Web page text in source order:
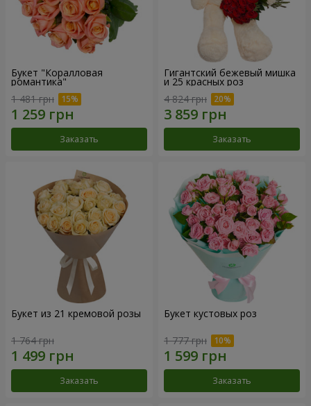
Букет "Коралловая
романтика"
1 481 грн
Заказать
Гигантский бежевый мишка
и 25 красных роз
4 824 грн
Заказать
Букет из 21 кремовой розы
1 764 грн
Заказать
Букет кустовых роз
1 777 грн
Заказать